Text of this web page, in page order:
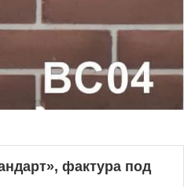
фактура под